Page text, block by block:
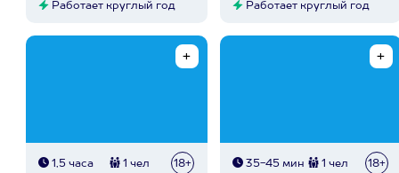
Работает круглый год Работает круглый год
1,5 часа 1 чел 18+ 35-45 мин 1 чел 18+